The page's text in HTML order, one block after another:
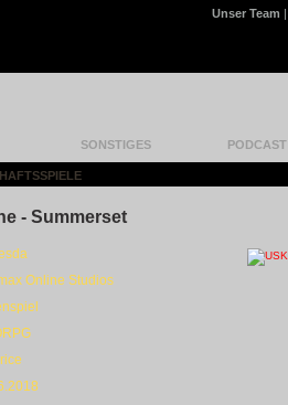
Unser Team |
SONSTIGES PODCAST
- Summerset
Online Studios